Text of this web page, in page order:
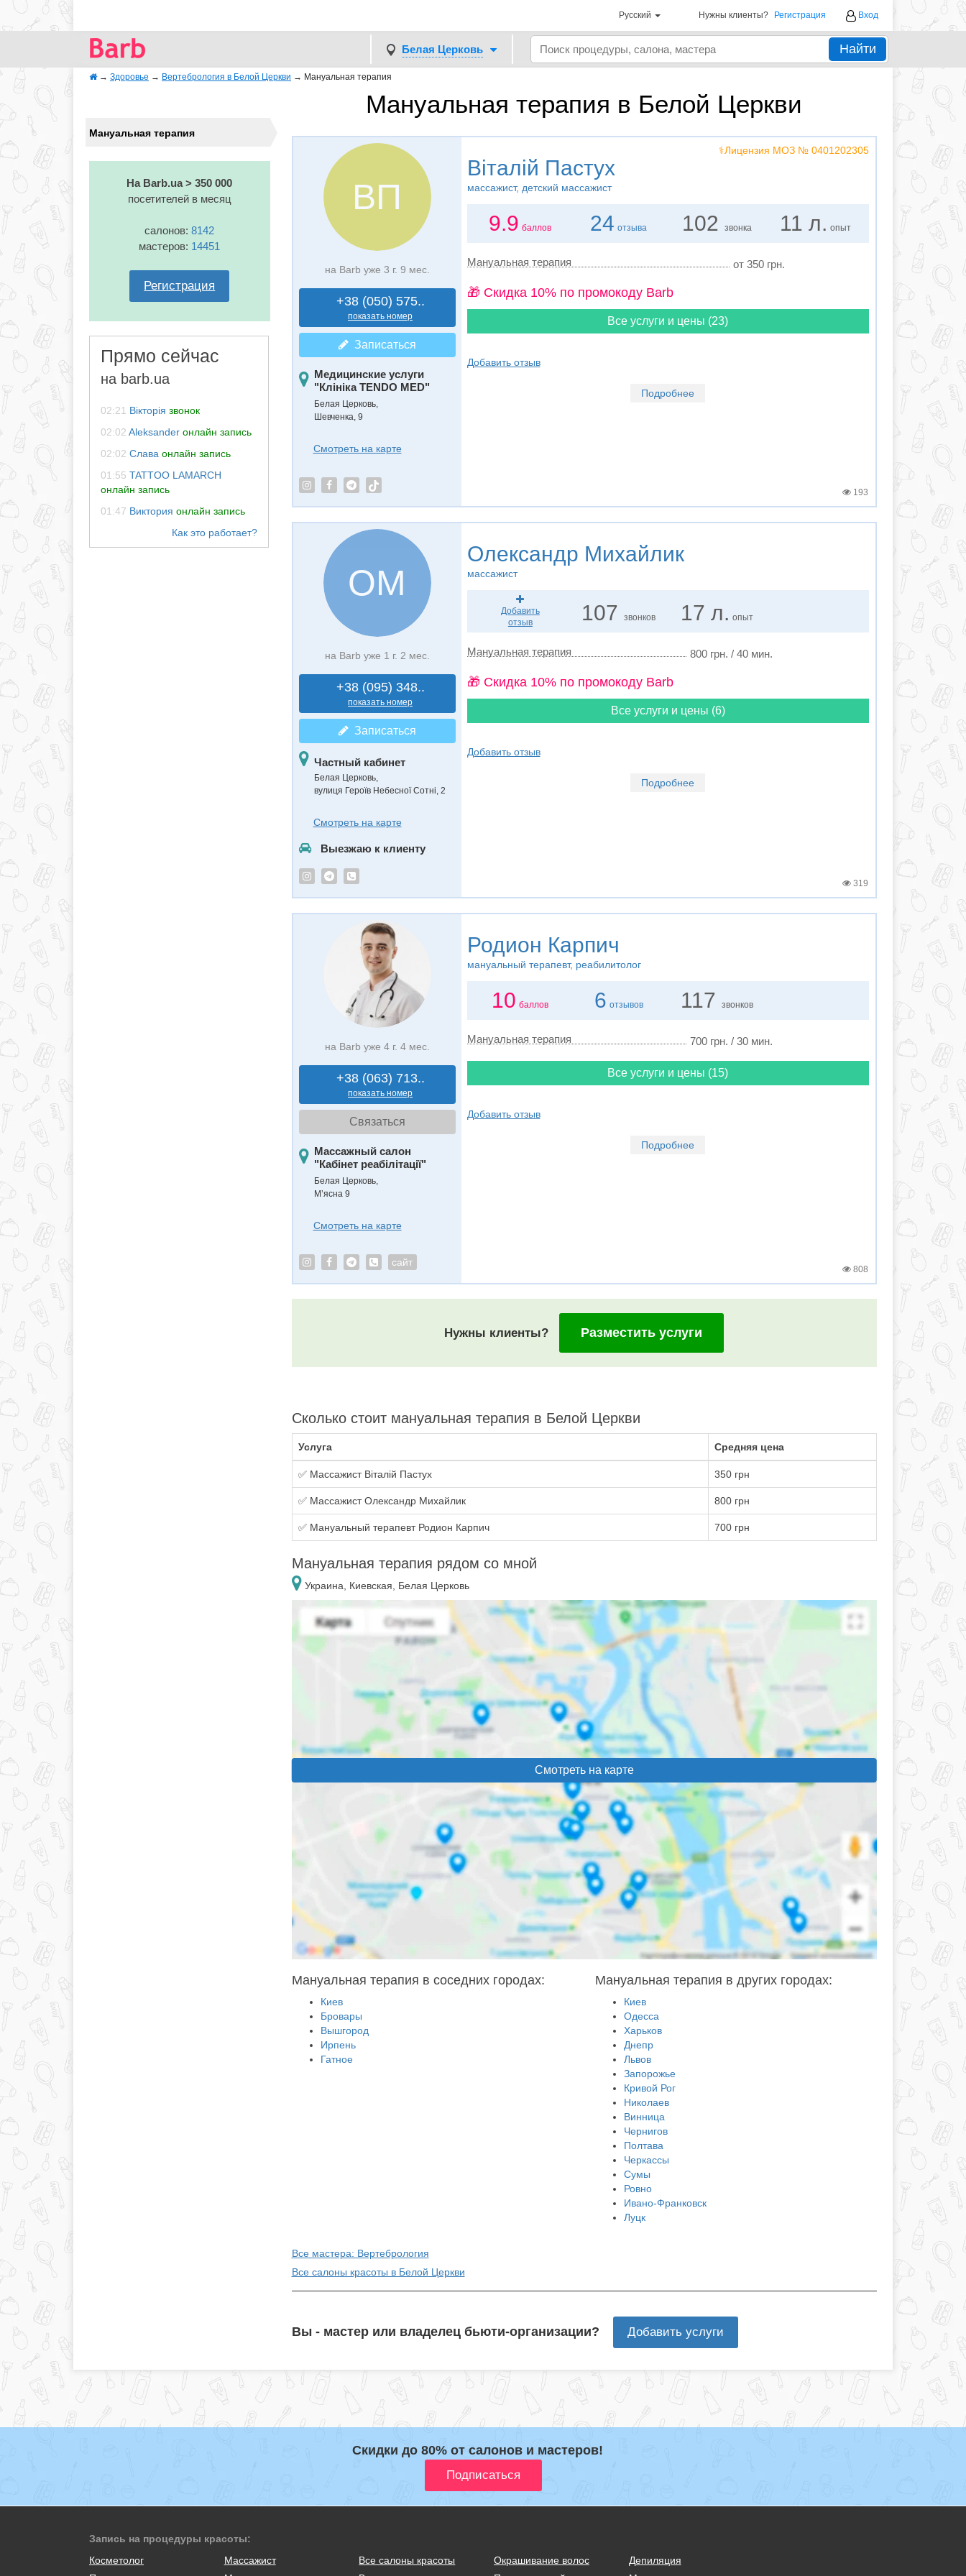
Русский Нужны клиенты? Регистрация Вход
Белая Церковь Найти
→ Здоровье → Вертебрология в Белой Церкви → Мануальная терапия
Мануальная терапия в Белой Церкви
Мануальная терапия
На Barb.ua > 350 000
посетителей в месяц
салонов:8142
мастеров: 14451
Регистрация
Прямо сейчас
на barb.ua
02:21 Вікторія звонок
02:02 Aleksander онлайн запись
02:02 Слава онлайн запись
01:55 TATTOO LAMARCH
онлайн запись
01:47 Виктория онлайн запись
ВП
на Barb уже 3 г. 9 мес.
+38 (050) 575..
показать номер
Записаться
Медицинские услуги
"Клініка TENDO MED"
Белая Церковь,
Шевченка, 9
Смотреть на карте
⚕️Лицензия МОЗ № 0401202305
Віталій Пастух
массажист, детский массажист
9.9 баллов 24 отзыва 102 звонка 11 л. опыт
Мануальная терапия от 350 грн.
🎁 Cкидка 10% по промокоду Barb
Все услуги и цены (23)
Добавить отзыв
Подробнее
193
ОМ
на Barb уже 1 г. 2 мес.
+38 (095) 348..
показать номер
Записаться
Частный кабинет
Белая Церковь,
вулиця Героїв Небесної Сотні, 2
Смотреть на карте
Выезжаю к клиенту
Олександр Михайлик
массажист
Добавить
отзыв
107звонков 17 л. опыт
Мануальная терапия 800 грн. / 40 мин.
🎁 Cкидка 10% по промокоду Barb
Все услуги и цены (6)
Добавить отзыв
Подробнее
319
на Barb уже 4 г. 4 мес.
+38 (063) 713..
показать номер
Связаться
Массажный салон
"Кабінет реабілітації"
Белая Церковь,
Мʼясна 9
Смотреть на карте
сайт
Родион Карпич
мануальный терапевт, реабилитолог
10 баллов 6 отзывов 117 звонков
Мануальная терапия 700 грн. / 30 мин.
Все услуги и цены (15)
Добавить отзыв
Подробнее
808
Нужны клиенты? Разместить услуги
Сколько стоит мануальная терапия в Белой Церкви
Услуга Средняя цена
✅ Массажист Віталій Пастух 350 грн
✅ Массажист Олександр Михайлик 800 грн
✅ Мануальный терапевт Родион Карпич 700 грн
Мануальная терапия рядом со мной
Украина, Киевская, Белая Церковь
Смотреть на карте
Мануальная терапия в соседних городах:
Киев
Бровары
Вышгород
Ирпень
Гатное
Мануальная терапия в других городах:
Киев
Одесса
Харьков
Днепр
Львов
Запорожье
Кривой Рог
Николаев
Винница
Чернигов
Полтава
Черкассы
Сумы
Ровно
Ивано-Франковск
Луцк
Все мастера: Вертебрология
Все салоны красоты в Белой Церкви
Вы - мастер или владелец бьюти-организации? Добавить услуги
Скидки до 80% от салонов и мастеров!
Запись на процедуры красоты:
Косметолог
Массажист
Все салоны красоты
Окрашивание волос
Депиляция